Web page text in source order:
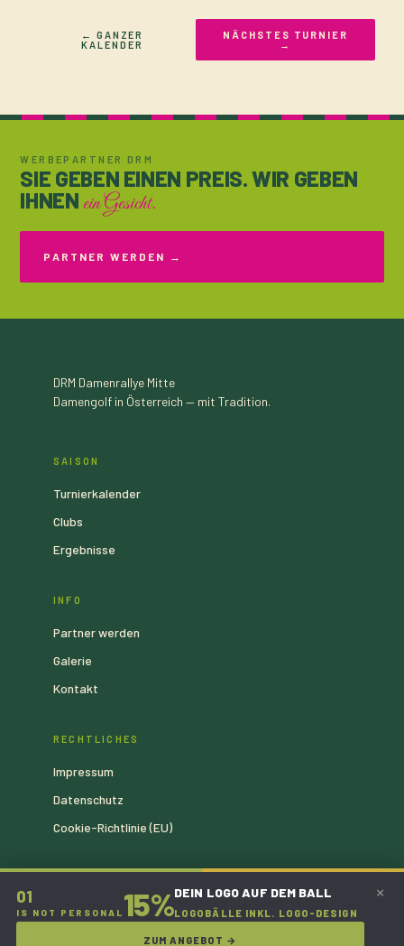
← GANZER
KALENDER
NÄCHSTES TURNIER
→
WERBEPARTNER DRM
SIE GEBEN EINEN PREIS. WIR GEBEN
IHNENein Gesicht.
PARTNER WERDEN →
DRM Damenrallye Mitte
Damengolf in Österreich — mit Tradition.
SAISON
Turnierkalender
Clubs
Ergebnisse
INFO
Partner werden
Galerie
Kontakt
RECHTLICHES
Impressum
Datenschutz
Cookie-Richtlinie (EU)
×
01
IS NOT PERSONAL 15%DEIN LOGO AUF DEM BALL
LOGOBÄLLE INKL. LOGO-DESIGN
ZUM ANGEBOT →